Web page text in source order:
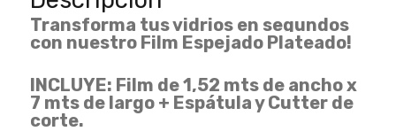
Transforma tus vidrios en segundos
con nuestro Film Espejado Plateado!
INCLUYE: Film de 1,52 mts de ancho x
7 mts de largo + Espátula y Cutter de
corte.